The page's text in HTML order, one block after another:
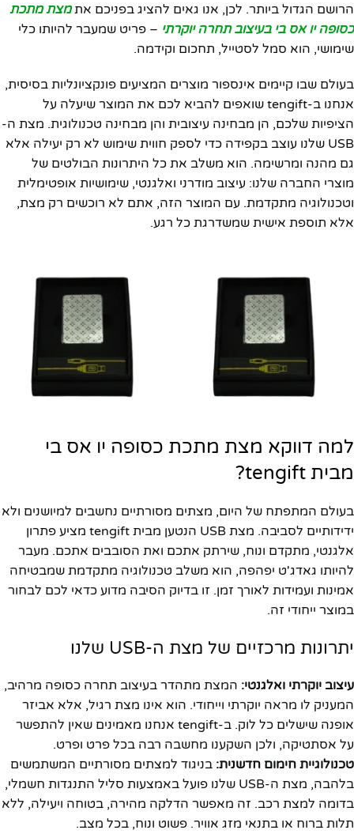
הרושם הגדול ביותר. לכן, אנו גאים להציג בפניכם אתמצת מתכת
כסופה יו אס בי בעיצוב תחרה יוקרתי – פריט שמעבר להיותו כלי
שימושי, הוא סמל לסטייל, תחכום וקידמה.
בעולם שבו קיימים אינספור מוצרים המציעים פונקציונליות בסיסית,
אנחנו ב-tengift שואפים להביא לכם את המוצר שיעלה על
הציפיות שלכם, הן מבחינה עיצובית והן מבחינה טכנולוגית. מצת ה-
USB שלנו עוצב בקפידה כדי לספק חווית שימוש לא רק יעילה אלא
גם מהנה ומרשימה. הוא משלב את כל היתרונות הבולטים של
מוצרי החברה שלנו: עיצוב מודרני ואלגנטי, שימושיות אופטימלית
וטכנולוגיה מתקדמת. עם המוצר הזה, אתם לא רוכשים רק מצת,
אלא תוספת אישית שמשדרגת כל רגע.
למה דווקא מצת מתכת כסופה יו אס בי
מבית tengift?
בעולם המתפתח של היום, מצתים מסורתיים נחשבים למיושנים ולא
ידידותיים לסביבה. מצת USB הנטען מבית tengift מציע פתרון
אלגנטי, מתקדם ונוח, שירתק אתכם ואת הסובבים אתכם. מעבר
להיותו גאדג'ט יפהפה, הוא משלב טכנולוגיה מתקדמת שמבטיחה
אמינות ועמידות לאורך זמן. זו בדיוק הסיבה מדוע כדאי לכם לבחור
במוצר ייחודי זה.
יתרונות מרכזיים של מצת ה-USB שלנו
עיצוב יוקרתי ואלגנטי: המצת מתהדר בעיצוב תחרה כסופה מרהיב,
המעניק לו מראה יוקרתי וייחודי. הוא אינו מצת רגיל, אלא אביזר
אופנה שישלים כל לוק. ב-tengift אנחנו מאמינים שאין להתפשר
על אסתטיקה, ולכן השקענו מחשבה רבה בכל פרט ופרט.
טכנולוגיית חימום חדשנית: בניגוד למצתים מסורתיים המשתמשים
בלהבה, מצת ה-USB שלנו פועל באמצעות סליל התנגדות חשמלי,
בדומה למצת רכב. זה מאפשר הדלקה מהירה, בטוחה ויעילה, ללא
תלות ברוח או בתנאי מזג אוויר. פשוט ונוח, בכל מצב.